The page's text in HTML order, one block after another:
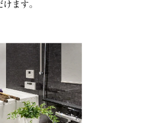
ます。